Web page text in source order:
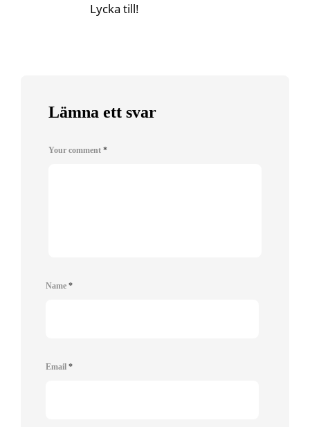
Lycka till!
Lämna ett svar
Your comment *
Name *
Email *